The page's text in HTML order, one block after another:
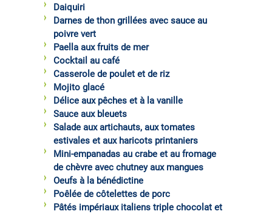
Daiquiri
Darnes de thon grillées avec sauce au
poivre vert
Paella aux fruits de mer
Cocktail au café
Casserole de poulet et de riz
Mojito glacé
Délice aux pêches et à la vanille
Sauce aux bleuets
Salade aux artichauts, aux tomates
estivales et aux haricots printaniers
Mini-empanadas au crabe et au fromage
de chèvre avec chutney aux mangues
Oeufs à la bénédictine
Poêlée de côtelettes de porc
Pâtés impériaux italiens triple chocolat et